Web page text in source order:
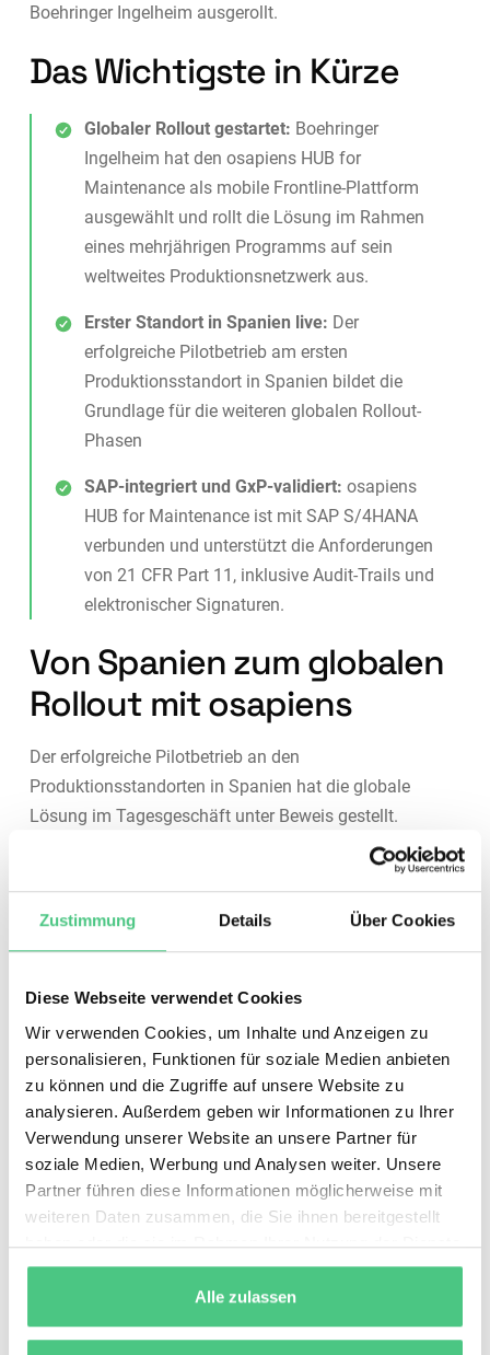
Zustimmung Details Über Cookies
Diese Webseite verwendet Cookies
Wir verwenden Cookies, um Inhalte und Anzeigen zu
personalisieren, Funktionen für soziale Medien anbieten
zu können und die Zugriffe auf unsere Website zu
analysieren. Außerdem geben wir Informationen zu Ihrer
Verwendung unserer Website an unsere Partner für
soziale Medien, Werbung und Analysen weiter. Unsere
Partner führen diese Informationen möglicherweise mit
weiteren Daten zusammen, die Sie ihnen bereitgestellt
haben oder die sie im Rahmen Ihrer Nutzung der Dienste
gesammelt haben.
Alle zulassen
Boehringer Ingelheim ausgerollt.
Das Wichtigste in Kürze
Globaler Rollout gestartet: Boehringer
Ingelheim hat den osapiens HUB for
Maintenance als mobile Frontline-Plattform
ausgewählt und rollt die Lösung im Rahmen
eines mehrjährigen Programms auf sein
weltweites Produktionsnetzwerk aus.
Erster Standort in Spanien live: Der
erfolgreiche Pilotbetrieb am ersten
Produktionsstandort in Spanien bildet die
Grundlage für die weiteren globalen Rollout-
Phasen
SAP-integriert und GxP-validiert: osapiens
HUB for Maintenance ist mit SAP S/4HANA
verbunden und unterstützt die Anforderungen
von 21 CFR Part 11, inklusive Audit-Trails und
elektronischer Signaturen.
Von Spanien zum globalen
Rollout mit osapiens
Der erfolgreiche Pilotbetrieb an den
Produktionsstandorten in Spanien hat die globale
Lösung im Tagesgeschäft unter Beweis gestellt.
Aufbauend auf diesen Ergebnissen werden Boehringer
. Die Lösung kombiniert standardisierte
standortspezifische betriebliche, technische und
regulatorische Anforderungen zu erfüllen.
„Unser Ziel ist es, Wartungsarbeiten in unserem
Produktionsnetzwerk einfacher durchführbar,
konsistenter und vollständig nachvollziehbar zu
machen“, sagtDr. Lucia Crespo Campo, Head of IT
Operations & Laboratories – Engineering Operations
bei Boehringer Ingelheim. „Mit osapiens erhalten
unsere Teams schnellen Zugang zu den richtigen
Produktionsumfeld erforderlichen Kontrollen zu